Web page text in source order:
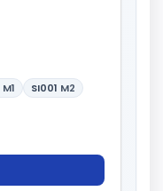
M1 SI001 M2